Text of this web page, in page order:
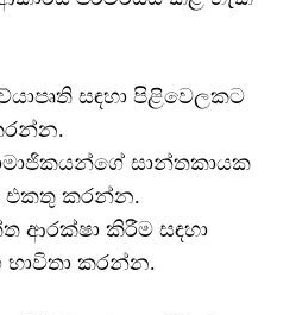
සඳහා පිළිවෙලකට
සාන්තකායක
කරන්න.
ආරක්ෂා කිරීම සඳහා
භාවිතා කරන්න.